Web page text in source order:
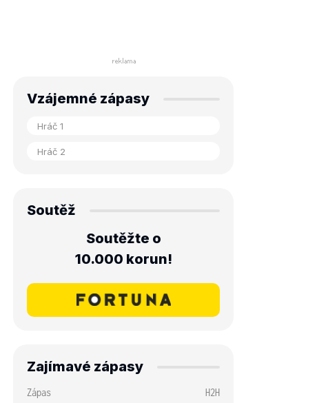
Vzájemné zápasy
Soutěž
Soutěžte o
10.000 korun!
Zajímavé zápasy
Zápas
H2H